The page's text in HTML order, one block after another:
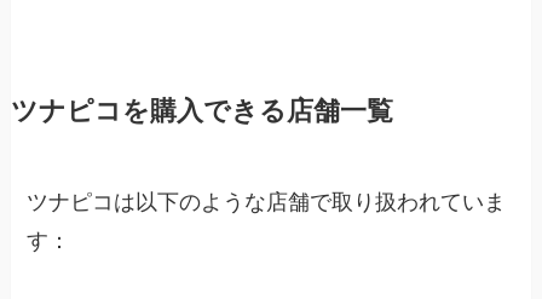
ツナピコを購入できる店舗一覧
ツナピコは以下のような店舗で取り扱われていま
す：